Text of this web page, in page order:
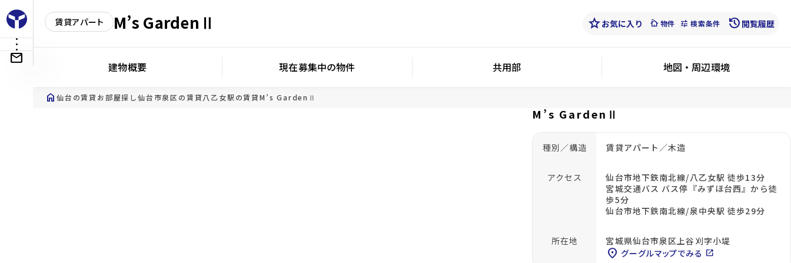
賃貸アパート M’s GardenⅡ starお気に入り cottage物件 tune 検索条件 history 閲覧履歴
建物概要 現在募集中の物件 共用部 地図・周辺環境
home 仙台の賃貸お部屋探し仙台市泉区の賃貸八乙女駅の賃貸M’s GardenⅡ
M’s GardenⅡ
種別／構造 賃貸アパート／木造
アクセス
仙台市地下鉄南北線/八乙女駅 徒歩13分
宮城交通バス バス停『みずほ台西』から徒
歩5分
仙台市地下鉄南北線/泉中央駅 徒歩29分
所在地 宮城県仙台市泉区上谷刈字小堤
location_on グーグルマップでみる open_in_new